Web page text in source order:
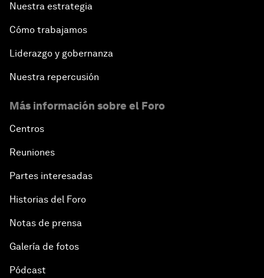
Nuestra estrategia
Cómo trabajamos
Liderazgo y gobernanza
Nuestra repercusión
Más información sobre el Foro
Centros
Reuniones
Partes interesadas
Historias del Foro
Notas de prensa
Galería de fotos
Pódcast